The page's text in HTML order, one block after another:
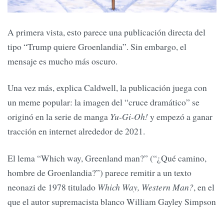
A primera vista, esto parece una publicación directa del
tipo “Trump quiere Groenlandia”. Sin embargo, el
mensaje es mucho más oscuro.
Una vez más, explica Caldwell, la publicación juega con
un meme popular: la imagen del “cruce dramático” se
originó en la serie de manga Yu-Gi-Oh!y empezó a ganar
tracción en internet alrededor de 2021.
El lema “Which way, Greenland man?” (“¿Qué camino,
hombre de Groenlandia?”) parece remitir a un texto
neonazi de 1978 titulado Which Way, Western Man?, en el
que el autor supremacista blanco William Gayley Simpson